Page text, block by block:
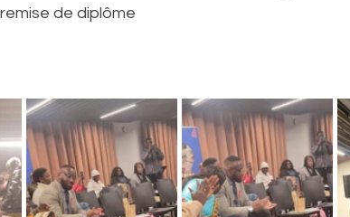
de diplôme